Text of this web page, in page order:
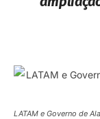
LATAM e Governo de